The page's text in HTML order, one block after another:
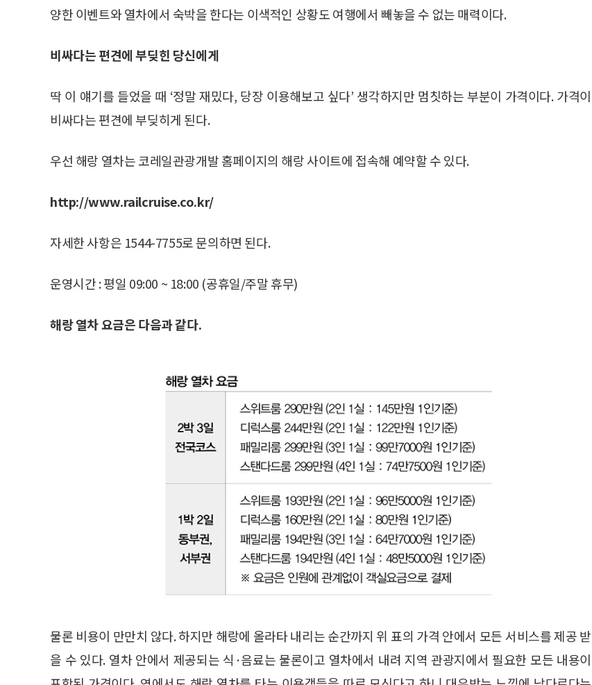
양한 이벤트와 열차에서 숙박을 한다는 이색적인 상황도 여행에서 빼놓을 수 없는 매력이다.
비싸다는 편견에 부딪힌 당신에게
딱 이 얘기를 들었을 때 ‘정말 재밌다, 당장 이용해보고 싶다’ 생각하지만 멈칫하는 부분이 가격이다. 가격이
비싸다는 편견에 부딪히게 된다.
우선 해랑 열차는 코레일관광개발 홈페이지의 해랑 사이트에 접속해 예약할 수 있다.
http://www.railcruise.co.kr/
자세한 사항은 1544-7755로 문의하면 된다.
운영시간 : 평일 09:00 ~ 18:00 (공휴일/주말 휴무)
해랑 열차 요금은 다음과 같다.
물론 비용이 만만치 않다. 하지만 해랑에 올라타 내리는 순간까지 위 표의 가격 안에서 모든 서비스를 제공 받
을 수 있다. 열차 안에서 제공되는 식·음료는 물론이고 열차에서 내려 지역 관광지에서 필요한 모든 내용이